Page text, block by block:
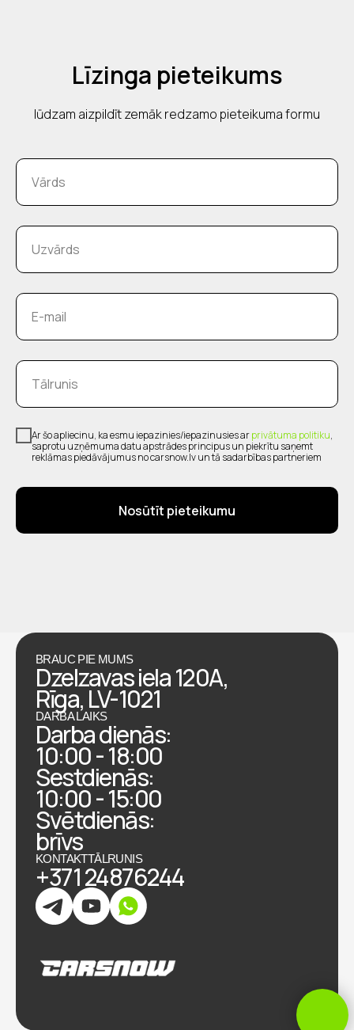
Līzinga pieteikums
lūdzam aizpildīt zemāk redzamo pieteikuma formu
Vārds
Uzvārds
E-mail
Tālrunis
Ar šo apliecinu, ka esmu iepazinies/iepazinusies arprivātuma politiku,
saprotu uzņēmuma datu apstrādes principus un piekrītu saņemt
reklāmas piedāvājumus no carsnow.lv un tā sadarbības partneriem
Nosūtīt pieteikumu
BRAUC PIE MUMS
Dzelzavas iela 120A,
Rīga, LV-1021
DARBA LAIKS
Darba dienās:
10:00 - 18:00
Sestdienās:
10:00 - 15:00
Svētdienās:
brīvs
KONTAKTTĀLRUNIS
+371 24876244